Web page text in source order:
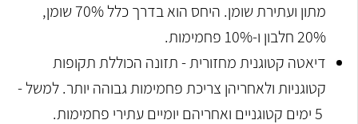
מתון ועתירת שומן. היחס הוא בדרך כלל 70% שומן,
20% חלבון ו-10% פחמימות.
דיאטה קטוגנית מחזורית - תזונה הכוללת תקופות
קטוגניות ולאחריהן צריכת פחמימות גבוהה יותר. למשל -